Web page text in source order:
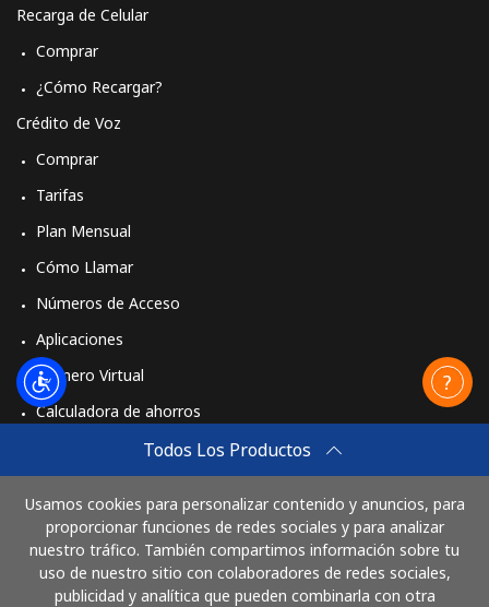
Todos Los Productos
Usamos cookies para personalizar contenido y anuncios, para
proporcionar funciones de redes sociales y para analizar
nuestro tráfico. También compartimos información sobre tu
uso de nuestro sitio con colaboradores de redes sociales,
publicidad y analítica que pueden combinarla con otra
Recarga de Celular
Comprar
¿Cómo Recargar?
Crédito de Voz
Comprar
Tarifas
Plan Mensual
Cómo Llamar
Números de Acceso
Aplicaciones
Número Virtual
Calculadora de ahorros
Cómo funciona
Paga con